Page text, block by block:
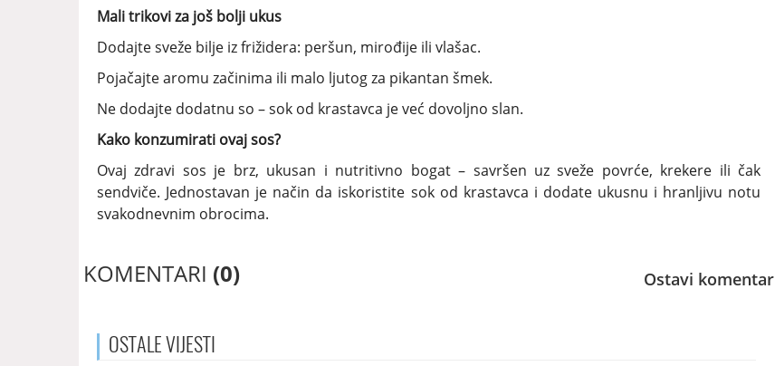
Mali trikovi za još bolji ukus
Dodajte sveže bilje iz frižidera: peršun, mirođije ili vlašac.
Pojačajte aromu začinima ili malo ljutog za pikantan šmek.
Ne dodajte dodatnu so – sok od krastavca je već dovoljno slan.
Kako konzumirati ovaj sos?
Ovaj zdravi sos je brz, ukusan i nutritivno bogat – savršen uz sveže povrće, krekere ili čak
sendviče. Jednostavan je način da iskoristite sok od krastavca i dodate ukusnu i hranljivu notu
svakodnevnim obrocima.
KOMENTARI (0) Ostavi komentar
OSTALEVIJESTI